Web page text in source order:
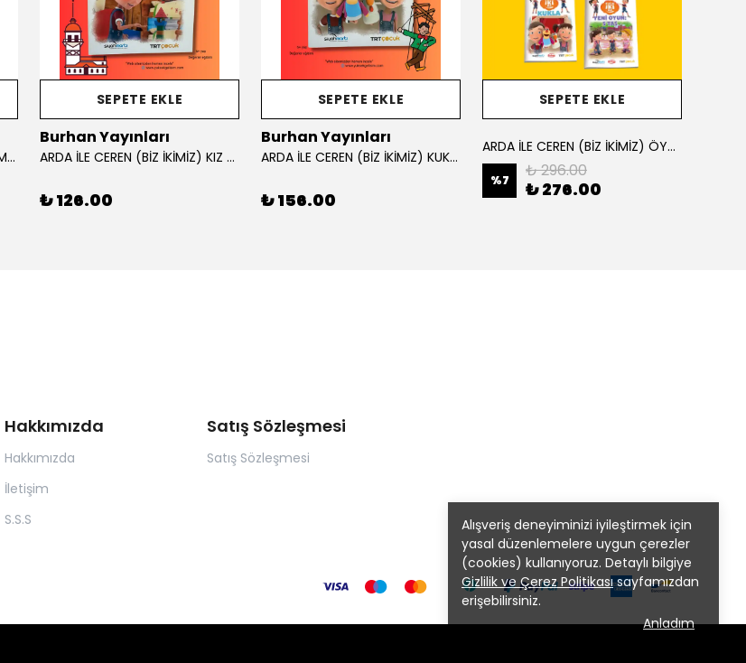
Alışveriş deneyiminizi iyileştirmek için
yasal düzenlemelere uygun çerezler
(cookies) kullanıyoruz. Detaylı bilgiye
Gizlilik ve Çerez Politikasısayfamızdan
erişebilirsiniz.
Anladım
ARDA İLE CEREN (BİZ İKİMİZ) ELMA AĞACI VE İTFAİYE HİKAYE KİTABI
SEPETE EKLE
Burhan Yayınları
ARDA İLE CEREN (BİZ İKİMİZ) KIZ KULESİ
₺ 126.00
SEPETE EKLE
Burhan Yayınları
ARDA İLE CEREN (BİZ İKİMİZ) KUKLA
₺ 156.00
SEPETE EKLE
ARDA İLE CEREN (BİZ İKİMİZ) ÖYKÜ KİTAPLARI SETİ
%7 ₺ 296.00
₺ 276.00
Hakkımızda
Hakkımızda
İletişim
S.S.S
Satış Sözleşmesi
Satış Sözleşmesi